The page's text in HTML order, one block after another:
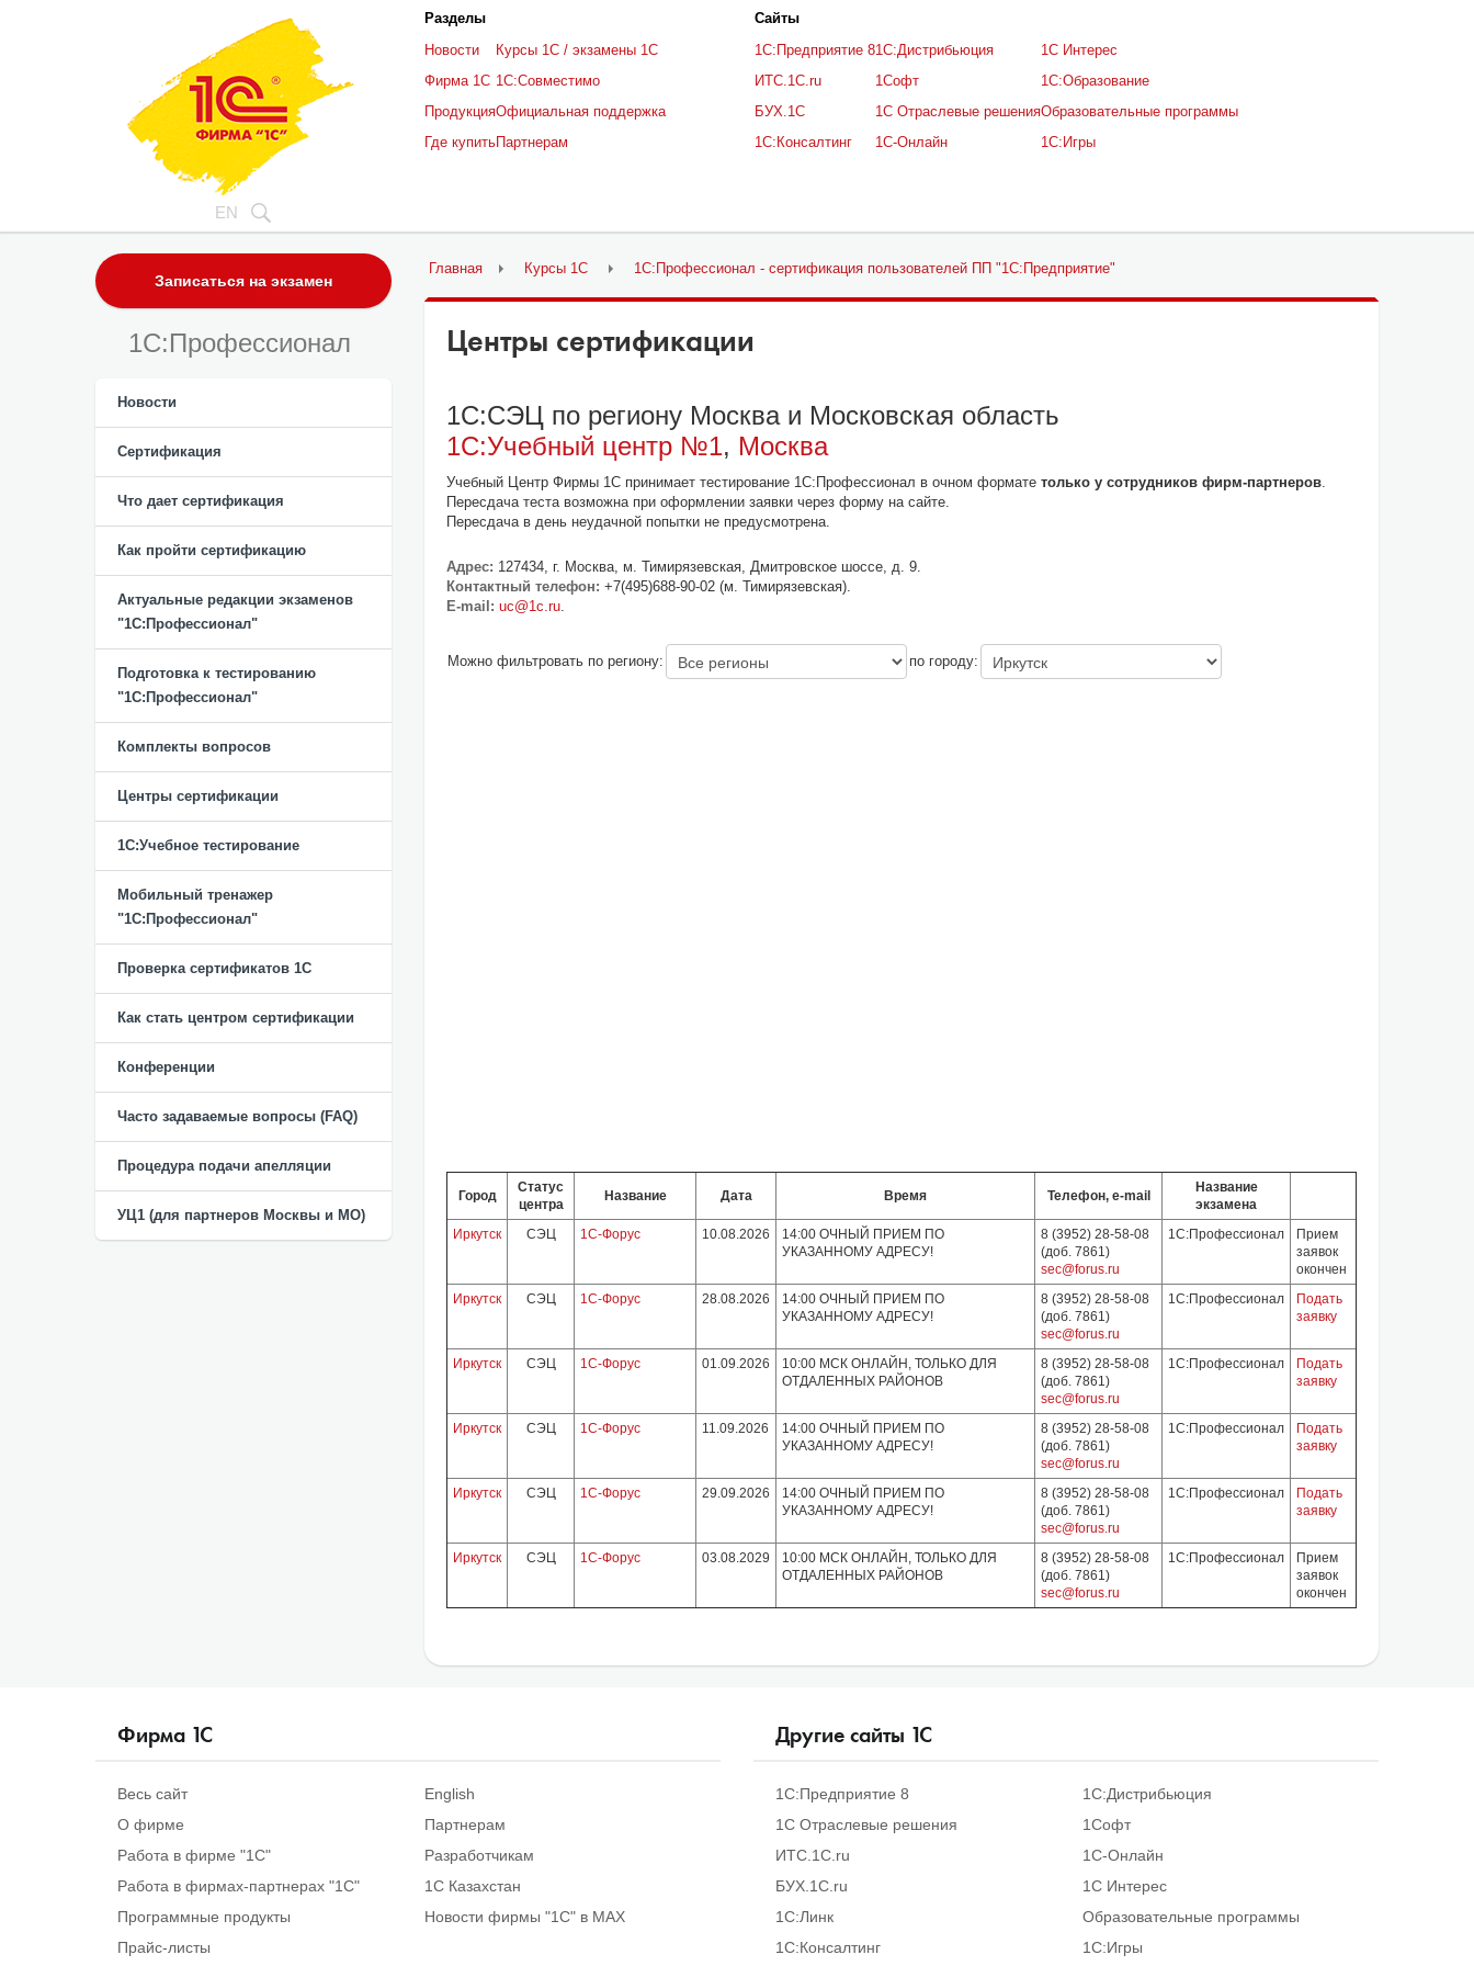
EN
Разделы
Новости
Фирма 1С
Продукция
Где купить
Курсы 1С / экзамены 1С
1С:Совместимо
Официальная поддержка
Партнерам
Cайты
1С:Предприятие 8
ИТС.1C.ru
БУХ.1С
1С:Консалтинг
1С:Дистрибьюция
1Софт
1С Отраслевые решения
1С-Онлайн
1С Интерес
1С:Образование
Образовательные программы
1С:Игры
Записаться на экзамен
1C:Профессионал
Новости
Сертификация
Что дает сертификация
Как пройти сертификацию
Актуальные редакции экзаменов
"1С:Профессионал"
Подготовка к тестированию
"1С:Профессионал"
Комплекты вопросов
Центры сертификации
1С:Учебное тестирование
Мобильный тренажер
"1С:Профессионал"
Проверка сертификатов 1С
Как стать центром сертификации
Конференции
Часто задаваемые вопросы (FAQ)
Процедура подачи апелляции
УЦ1 (для партнеров Москвы и МО)
Главная Курсы 1С 1С:Профессионал - сертификация пользователей ПП "1С:Предприятие"
Центры сертификации
1С:СЭЦ по региону Москва и Московская область
1С:Учебный центр №1, Москва
Учебный Центр Фирмы 1С принимает тестирование 1С:Профессионал в очном формате только у сотрудников фирм-партнеров.
Пересдача теста возможна при оформлении заявки через форму на сайте.
Пересдача в день неудачной попытки не предусмотрена.
Адрес: 127434, г. Москва, м. Тимирязевская, Дмитровское шоссе, д. 9.
Контактный телефон: +7(495)688-90-02 (м. Тимирязевская).
E-mail: uc@1c.ru.
Можно фильтровать по региону: по городу:
Город
Статус
центра
Название Дата Время Телефон, e-mail
Название
экзамена
Иркутск
СЭЦ 1С-Форус 10.08.2026
14:00 ОЧНЫЙ ПРИЕМ ПО
УКАЗАННОМУ АДРЕСУ!
8 (3952) 28-58-08
(доб. 7861)
sec@forus.ru
1С:Профессионал
Прием
заявок
окончен
Иркутск
СЭЦ 1С-Форус 28.08.2026
14:00 ОЧНЫЙ ПРИЕМ ПО
УКАЗАННОМУ АДРЕСУ!
8 (3952) 28-58-08
(доб. 7861)
sec@forus.ru
1С:Профессионал
Подать
заявку
Иркутск СЭЦ 1С-Форус 01.09.2026
10:00 МСК ОНЛАЙН, ТОЛЬКО ДЛЯ
ОТДАЛЕННЫХ РАЙОНОВ
8 (3952) 28-58-08
(доб. 7861)
sec@forus.ru
1С:Профессионал
Подать
заявку
Иркутск СЭЦ 1С-Форус 11.09.2026
14:00 ОЧНЫЙ ПРИЕМ ПО
УКАЗАННОМУ АДРЕСУ!
8 (3952) 28-58-08
(доб. 7861)
sec@forus.ru
1С:Профессионал
Подать
заявку
Иркутск СЭЦ 1С-Форус 29.09.2026
14:00 ОЧНЫЙ ПРИЕМ ПО
УКАЗАННОМУ АДРЕСУ!
8 (3952) 28-58-08
(доб. 7861)
sec@forus.ru
1С:Профессионал
Подать
заявку
Иркутск СЭЦ 1С-Форус 03.08.2029
10:00 МСК ОНЛАЙН, ТОЛЬКО ДЛЯ
ОТДАЛЕННЫХ РАЙОНОВ
8 (3952) 28-58-08
(доб. 7861)
sec@forus.ru
1С:Профессионал
Прием
заявок
окончен
Фирма 1С
Весь сайт
О фирме
Работа в фирме "1С"
Работа в фирмах-партнерах "1С"
Программные продукты
Прайс-листы
English
Партнерам
Разработчикам
1С Казахстан
Новости фирмы "1С" в MAX
Другие сайты 1С
1С:Предприятие 8
1С Отраслевые решения
ИТС.1C.ru
БУХ.1С.ru
1С:Линк
1С:Консалтинг
1С:Дистрибьюция
1Софт
1С-Онлайн
1С Интерес
Образовательные программы
1С:Игры